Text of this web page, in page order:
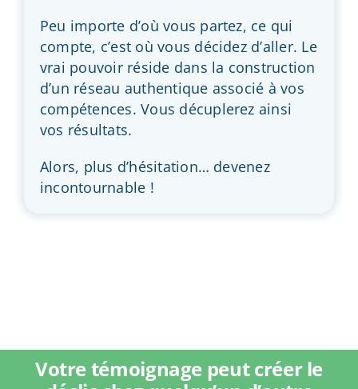
Peu importe d’où vous partez, ce qui
compte, c’est où vous décidez d’aller. Le
vrai pouvoir réside dans la construction
d’un réseau authentique associé à vos
compétences. Vous décuplerez ainsi
vos résultats.
Alors, plus d’hésitation… devenez
incontournable !
Votre témoignage peut créer le